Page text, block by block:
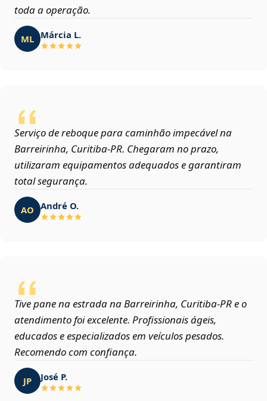
toda a operação.
ML Márcia L.
Serviço de reboque para caminhão impecável na
Barreirinha, Curitiba‑PR. Chegaram no prazo,
utilizaram equipamentos adequados e garantiram
total segurança.
AO André O.
Tive pane na estrada na Barreirinha, Curitiba‑PR e o
atendimento foi excelente. Profissionais ágeis,
educados e especializados em veículos pesados.
Recomendo com confiança.
JP José P.